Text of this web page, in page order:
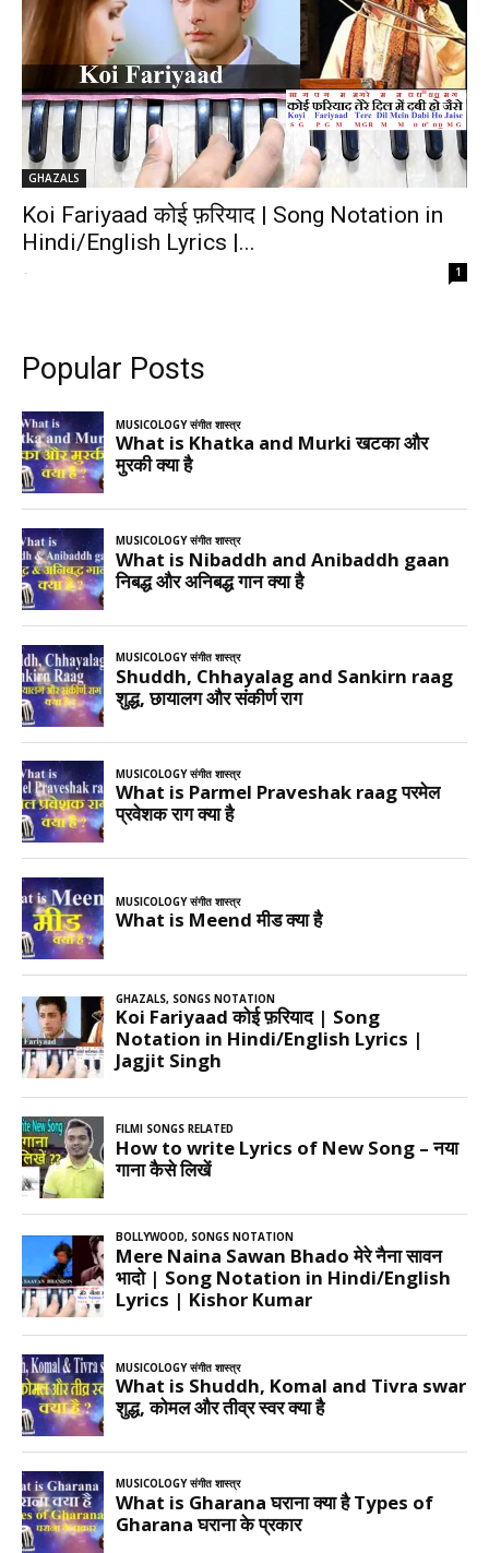
GHAZALS
Koi Fariyaad कोई फ़रियाद | Song Notation in
Hindi/English Lyrics |...
- 1
Popular Posts